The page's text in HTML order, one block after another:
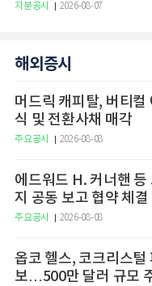
지분공시 2026-08-07
해외증시
머드릭 캐피탈, 버티컬
식 및 전환사채 매각
주요공시 2026-08-08
에드워드 H. 커너핸 등
지 공동 보고 협약 체결
주요공시 2026-08-08
옵코 헬스, 코크리스
보…500만 달러 규모